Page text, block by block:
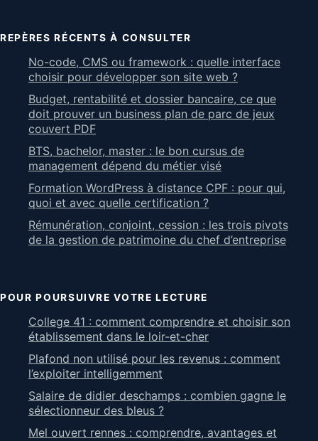
REPÈRES RÉCENTS À CONSULTER
No-code, CMS ou framework : quelle interface
choisir pour développer son site web ?
Budget, rentabilité et dossier bancaire, ce que
doit prouver un business plan de parc de jeux
couvert PDF
BTS, bachelor, master : le bon cursus de
management dépend du métier visé
Formation WordPress à distance CPF : pour qui,
quoi et avec quelle certification ?
Rémunération, conjoint, cession : les trois pivots
de la gestion de patrimoine du chef d’entreprise
POUR POURSUIVRE VOTRE LECTURE
College 41 : comment comprendre et choisir son
établissement dans le loir-et-cher
Plafond non utilisé pour les revenus : comment
l’exploiter intelligemment
Salaire de didier deschamps : combien gagne le
sélectionneur des bleus ?
Mel ouvert rennes : comprendre, avantages et